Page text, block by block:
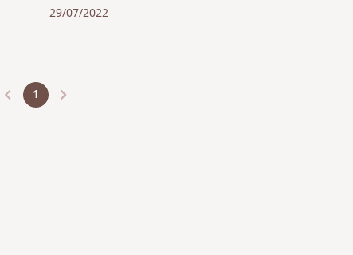
29/07/2022
1